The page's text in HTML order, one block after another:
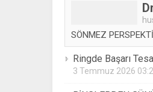
SÖNMEZ
Ringde Başarı
3 Temmuz 2026